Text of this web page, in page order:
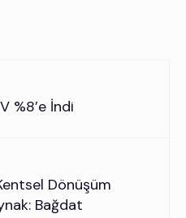
%8’e İndi
Dönüşüm
Bağdat